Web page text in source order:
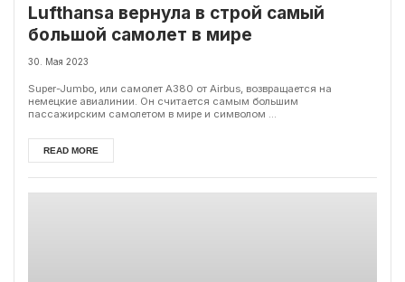
Lufthansa вернула в строй самый
большой самолет в мире
30. Мая 2023
Super-Jumbo, или самолет A380 от Airbus, возвращается на
немецкие авиалинии. Он считается самым большим
пассажирским самолетом в мире и символом ...
READ MORE